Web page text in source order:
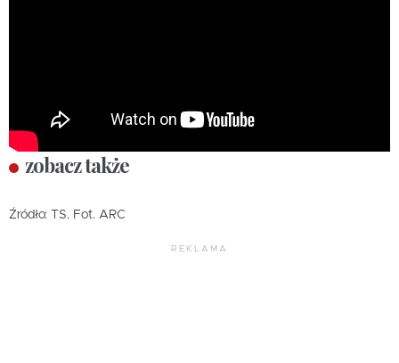
zobacz także
Źródło: TS. Fot. ARC
REKLAMA